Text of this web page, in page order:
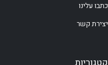
כתבו עלינו
יצירת קשר